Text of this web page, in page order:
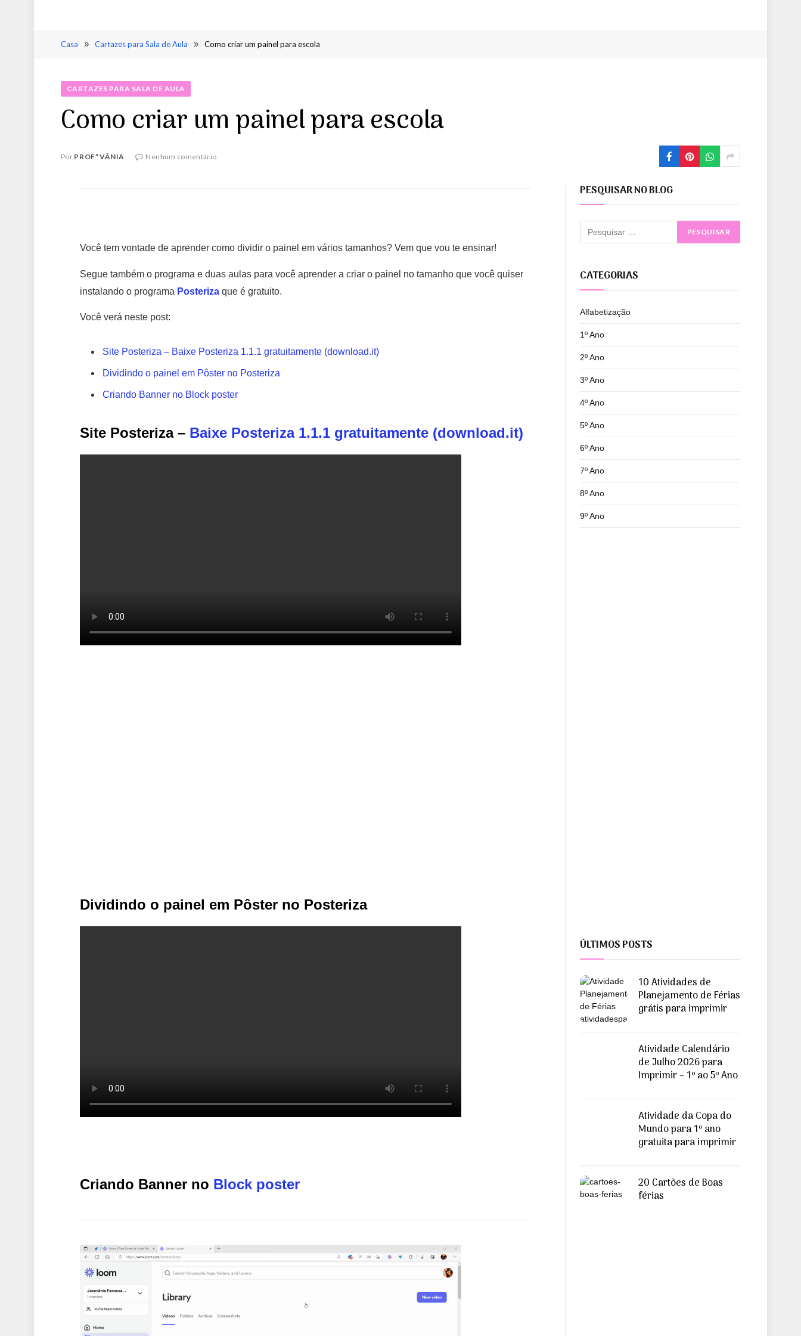
Casa » Cartazes para Sala de Aula » Como criar um painel para escola
CARTAZES PARA SALA DE AULA
Como criar um painel para escola
Por PROFª VÂNIA Nenhum comentário
Você tem vontade de aprender como dividir o painel em vários tamanhos? Vem que vou te ensinar!
Segue também o programa e duas aulas para você aprender a criar o painel no tamanho que você quiser
instalando o programa Posteriza que é gratuito.
Você verá neste post:
Site Posteriza – Baixe Posteriza 1.1.1 gratuitamente (download.it)
Dividindo o painel em Pôster no Posteriza
Criando Banner no Block poster
Site Posteriza – Baixe Posteriza 1.1.1 gratuitamente (download.it)
Dividindo o painel em Pôster no Posteriza
Criando Banner no Block poster
PESQUISAR NO BLOG
CATEGORIAS
Alfabetização
1º Ano
2º Ano
3º Ano
4º Ano
5º Ano
6º Ano
7º Ano
8º Ano
9º Ano
ÚLTIMOS POSTS
10 Atividades de
Planejamento de Férias
grátis para imprimir
Atividade Calendário
de Julho 2026 para
Imprimir – 1º ao 5º Ano
Atividade da Copa do
Mundo para 1º ano
gratuita para imprimir
20 Cartões de Boas
férias